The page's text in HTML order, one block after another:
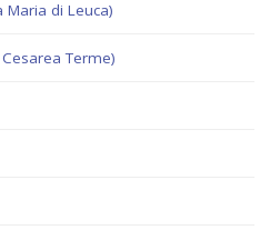
di Leuca)
Terme)